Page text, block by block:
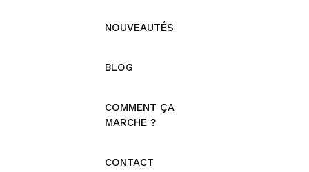
NOUVEAUTÉS
BLOG
COMMENT ÇA
MARCHE ?
CONTACT